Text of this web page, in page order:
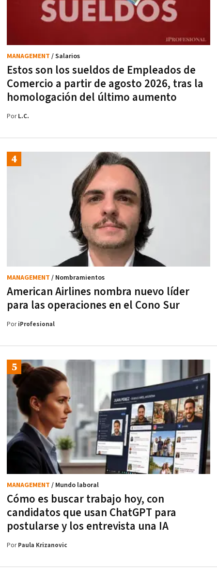
Estos son los sueldos de Empleados de
Comercio a partir de agosto 2026, tras la
homologación del último aumento
MANAGEMENT / Salarios
PorL.C.
American Airlines nombra nuevo líder
para las operaciones en el Cono Sur
MANAGEMENT / Nombramientos
PoriProfesional
Cómo es buscar trabajo hoy, con
candidatos que usan ChatGPT para
postularse y los entrevista una IA
MANAGEMENT / Mundo laboral
PorPaula Krizanovic